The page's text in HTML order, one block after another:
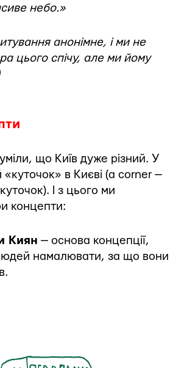
небо.»
анонімне, і ми не
цього спічу, але ми йому
що Київ дуже різний. У
«куточок» в Києві (а corner —
І з цього ми
концепти:
Киян — основа концепції,
намалювати, за що вони